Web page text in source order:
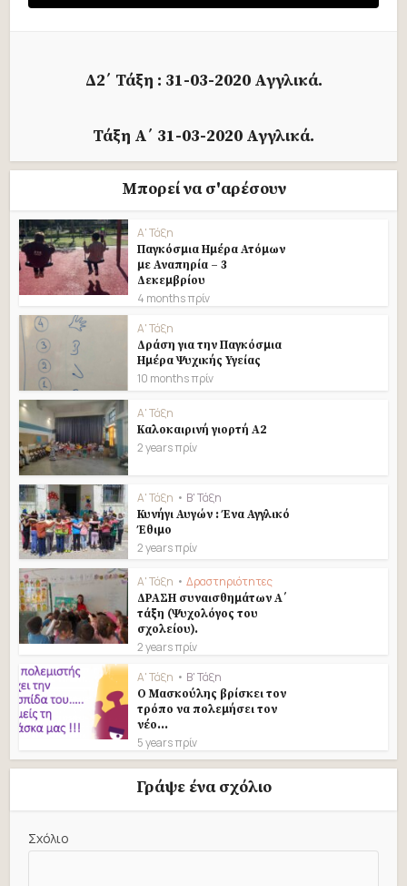
Δ2΄ Τάξη : 31-03-2020 Αγγλικά.
Τάξη Α΄ 31-03-2020 Αγγλικά.
Μπορεί να σ'αρέσουν
Α' Τάξη
Παγκόσμια Ημέρα Ατόμων
με Αναπηρία – 3
Δεκεμβρίου
4 months πρίν
Α' Τάξη
Δράση για την Παγκόσμια
Ημέρα Ψυχικής Υγείας
10 months πρίν
Α' Τάξη
Καλοκαιρινή γιορτή Α2
2 years πρίν
Α' Τάξη • Β' Τάξη
Κυνήγι Αυγών : Ένα Αγγλικό
Έθιμο
2 years πρίν
Α' Τάξη • Δραστηριότητες
ΔΡΑΣΗ συναισθημάτων Α΄
τάξη (Ψυχολόγος του
σχολείου).
2 years πρίν
Α' Τάξη • Β' Τάξη
Ο Μασκούλης βρίσκει τον
τρόπο να πολεμήσει τον
νέο...
5 years πρίν
Γράψε ένα σχόλιο
Σχόλιο